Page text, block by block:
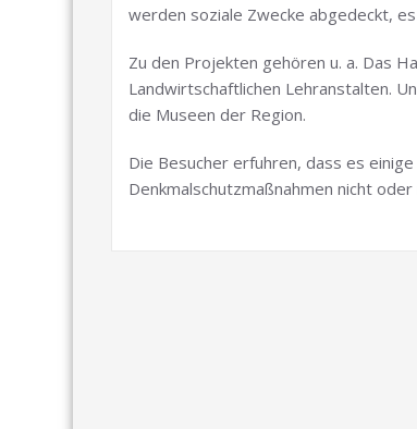
werden soziale Zwecke abgedeckt,
Zu den Projekten gehören u. a. Das
Landwirtschaftlichen Lehranstalten.
die Museen der Region.
Die Besucher erfuhren, dass es
Denkmalschutzmaßnahmen nicht